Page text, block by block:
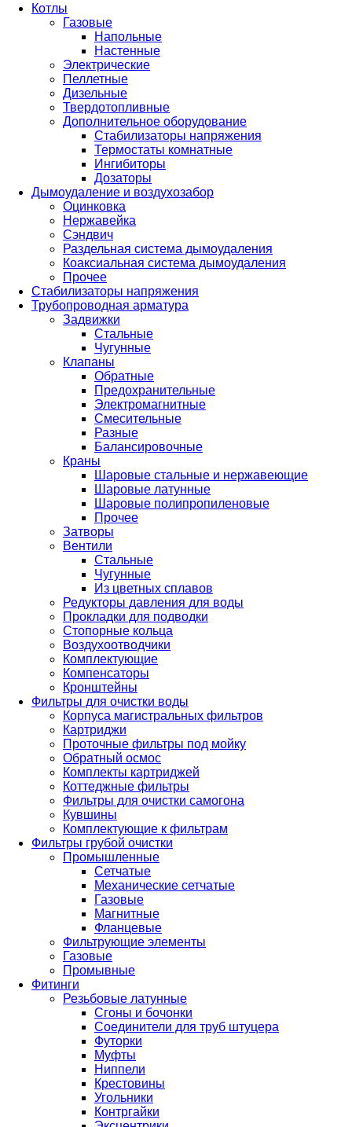
Котлы
Газовые
Напольные
Настенные
Электрические
Пеллетные
Дизельные
Твердотопливные
Дополнительное оборудование
Стабилизаторы напряжения
Термостаты комнатные
Ингибиторы
Дозаторы
Дымоудаление и воздухозабор
Оцинковка
Нержавейка
Сэндвич
Раздельная система дымоудаления
Коаксиальная система дымоудаления
Прочее
Стабилизаторы напряжения
Трубопроводная арматура
Задвижки
Стальные
Чугунные
Клапаны
Обратные
Предохранительные
Электромагнитные
Смесительные
Разные
Балансировочные
Краны
Шаровые стальные и нержавеющие
Шаровые латунные
Шаровые полипропиленовые
Прочее
Затворы
Вентили
Стальные
Чугунные
Из цветных сплавов
Редукторы давления для воды
Прокладки для подводки
Стопорные кольца
Воздухоотводчики
Комплектующие
Компенсаторы
Кронштейны
Фильтры для очистки воды
Корпуса магистральных фильтров
Картриджи
Проточные фильтры под мойку
Обратный осмос
Комплекты картриджей
Коттеджные фильтры
Фильтры для очистки самогона
Кувшины
Комплектующие к фильтрам
Фильтры грубой очистки
Промышленные
Сетчатые
Механические сетчатые
Газовые
Магнитные
Фланцевые
Фильтрующие элементы
Газовые
Промывные
Фитинги
Резьбовые латунные
Сгоны и бочонки
Соединители для труб штуцера
Футорки
Муфты
Ниппели
Крестовины
Угольники
Контргайки